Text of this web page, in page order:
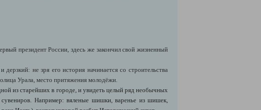
президент России, здесь же закончил свой жизненный
не зря его история начинается со строительства
Урала, место притяжения молодёжи.
из старейших в городе, и увидеть целый ряд необычных
Например: вяленые шишки, варенье из шишек,